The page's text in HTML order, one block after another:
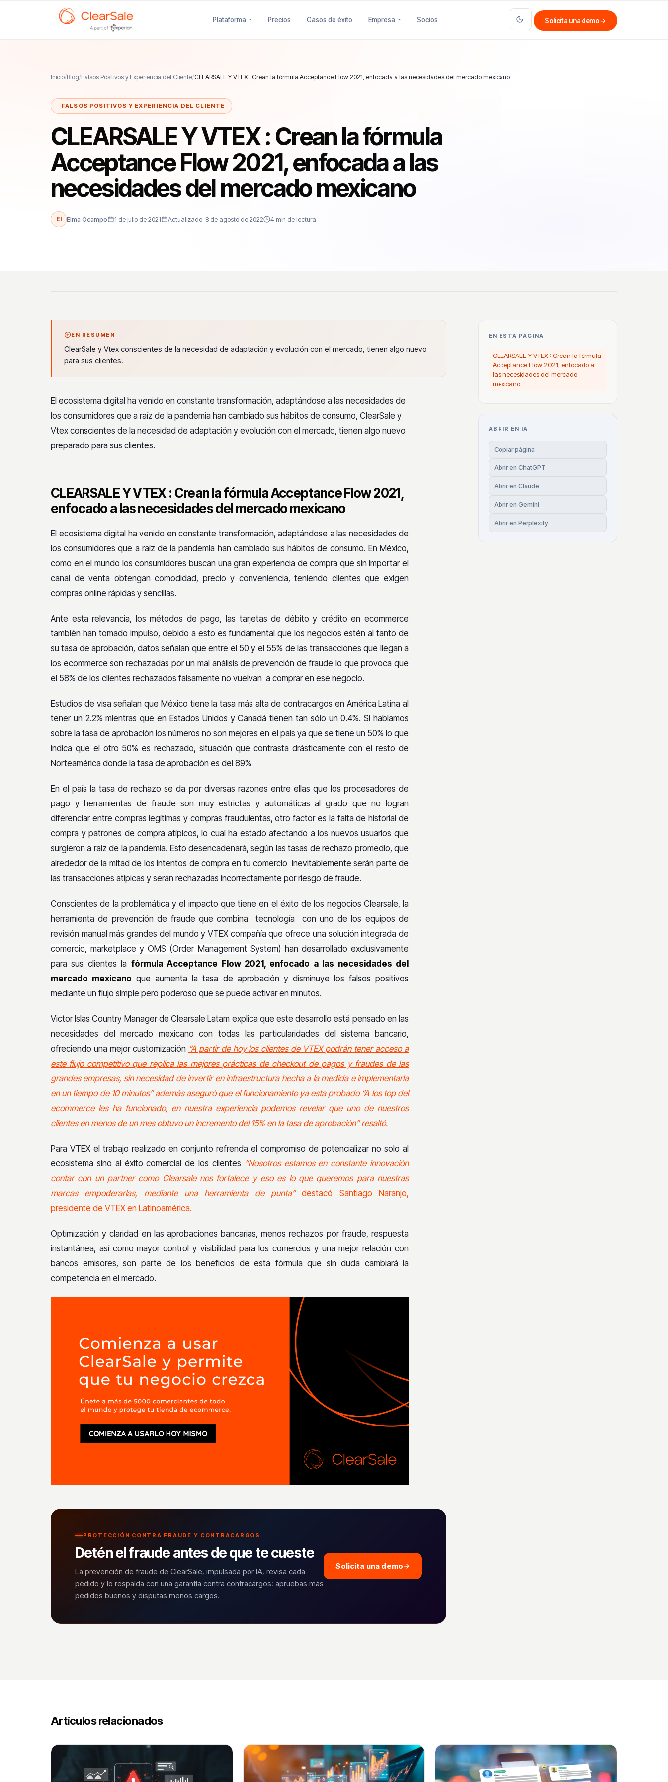
Plataforma Precios Casos de éxito Empresa Socios Solicita una demo→
Inicio/Blog/Falsos Positivos y Experiencia del Cliente/CLEARSALE Y VTEX : Crean la fórmula Acceptance Flow 2021, enfocada a las necesidades del mercado mexicano
FALSOS POSITIVOS Y EXPERIENCIA DEL CLIENTE
CLEARSALE Y VTEX : Crean la fórmula
Acceptance Flow 2021, enfocada a las
necesidades del mercado mexicano
El Elma Ocampo 1 de julio de 2021 Actualizado: 8 de agosto de 2022 4 min de lectura
EN RESUMEN
ClearSale y Vtex conscientes de la necesidad de adaptación y evolución con el mercado, tienen algo nuevo
para sus clientes.
El ecosistema digital ha venido en constante transformación, adaptándose a las necesidades de
los consumidores que a raíz de la pandemia han cambiado sus hábitos de consumo, ClearSale y
Vtex conscientes de la necesidad de adaptación y evolución con el mercado, tienen algo nuevo
preparado para sus clientes.
CLEARSALE Y VTEX : Crean la fórmula Acceptance Flow 2021,
enfocado a las necesidades del mercado mexicano
El ecosistema digital ha venido en constante transformación, adaptándose a las necesidades de
los consumidores que a raíz de la pandemia han cambiado sus hábitos de consumo. En México,
como en el mundo los consumidores buscan una gran experiencia de compra que sin importar el
canal de venta obtengan comodidad, precio y conveniencia, teniendo clientes que exigen
compras online rápidas y sencillas.
Ante esta relevancia, los métodos de pago, las tarjetas de débito y crédito en ecommerce
también han tomado impulso, debido a esto es fundamental que los negocios estén al tanto de
su tasa de aprobación, datos señalan que entre el 50 y el 55% de las transacciones que llegan a
los ecommerce son rechazadas por un mal análisis de prevención de fraude lo que provoca que
el 58% de los clientes rechazados falsamente no vuelvan a comprar en ese negocio.
Estudios de visa señalan que México tiene la tasa más alta de contracargos en América Latina al
tener un 2.2% mientras que en Estados Unidos y Canadá tienen tan sólo un 0.4%. Si hablamos
sobre la tasa de aprobación los números no son mejores en el país ya que se tiene un 50% lo que
indica que el otro 50% es rechazado, situación que contrasta drásticamente con el resto de
Norteamérica donde la tasa de aprobación es del 89%
En el país la tasa de rechazo se da por diversas razones entre ellas que los procesadores de
pago y herramientas de fraude son muy estrictas y automáticas al grado que no logran
diferenciar entre compras legítimas y compras fraudulentas, otro factor es la falta de historial de
compra y patrones de compra atípicos, lo cual ha estado afectando a los nuevos usuarios que
surgieron a raíz de la pandemia. Esto desencadenará, según las tasas de rechazo promedio, que
alrededor de la mitad de los intentos de compra en tu comercio inevitablemente serán parte de
las transacciones atípicas y serán rechazadas incorrectamente por riesgo de fraude.
Conscientes de la problemática y el impacto que tiene en el éxito de los negocios Clearsale, la
herramienta de prevención de fraude que combina tecnología con uno de los equipos de
revisión manual más grandes del mundo y VTEX compañía que ofrece una solución integrada de
comercio, marketplace y OMS (Order Management System) han desarrollado exclusivamente
para sus clientes la fórmula Acceptance Flow 2021, enfocado a las necesidades del
mercado mexicano que aumenta la tasa de aprobación y disminuye los falsos positivos
mediante un flujo simple pero poderoso que se puede activar en minutos.
Victor Islas Country Manager de Clearsale Latam explica que este desarrollo está pensado en las
necesidades del mercado mexicano con todas las particularidades del sistema bancario,
ofreciendo una mejor customización “A partir de hoy los clientes de VTEX podrán tener acceso a
este flujo competitivo que replica las mejores prácticas de checkout de pagos y fraudes de las
grandes empresas, sin necesidad de invertir en infraestructura hecha a la medida e implementarla
en un tiempo de 10 minutos” además aseguró que el funcionamiento ya esta probado “A los top del
ecommerce les ha funcionado, en nuestra experiencia podemos revelar que uno de nuestros
clientes en menos de un mes obtuvo un incremento del 15% en la tasa de aprobación” resaltó.
Para VTEX el trabajo realizado en conjunto refrenda el compromiso de potencializar no solo al
ecosistema sino al éxito comercial de los clientes “Nosotros estamos en constante innovación
contar con un partner como Clearsale nos fortalece y eso es lo que queremos para nuestras
marcas empoderarlas, mediante una herramienta de punta”destacó Santiago Naranjo,
presidente de VTEX en Latinoamérica.
Optimización y claridad en las aprobaciones bancarias, menos rechazos por fraude, respuesta
instantánea, así como mayor control y visibilidad para los comercios y una mejor relación con
bancos emisores, son parte de los beneficios de esta fórmula que sin duda cambiará la
competencia en el mercado.
PROTECCIÓN CONTRA FRAUDE Y CONTRACARGOS
Detén el fraude antes de que te cueste
La prevención de fraude de ClearSale, impulsada por IA, revisa cada
pedido y lo respalda con una garantía contra contracargos: apruebas más
pedidos buenos y disputas menos cargos.
Solicita una demo
EN ESTA PÁGINA
CLEARSALE Y VTEX : Crean la fórmula
Acceptance Flow 2021, enfocado a
las necesidades del mercado
mexicano
ABRIR EN IA
Copiar página
Abrir en ChatGPT
Abrir en Claude
Abrir en Gemini
Abrir en Perplexity
Artículos relacionados